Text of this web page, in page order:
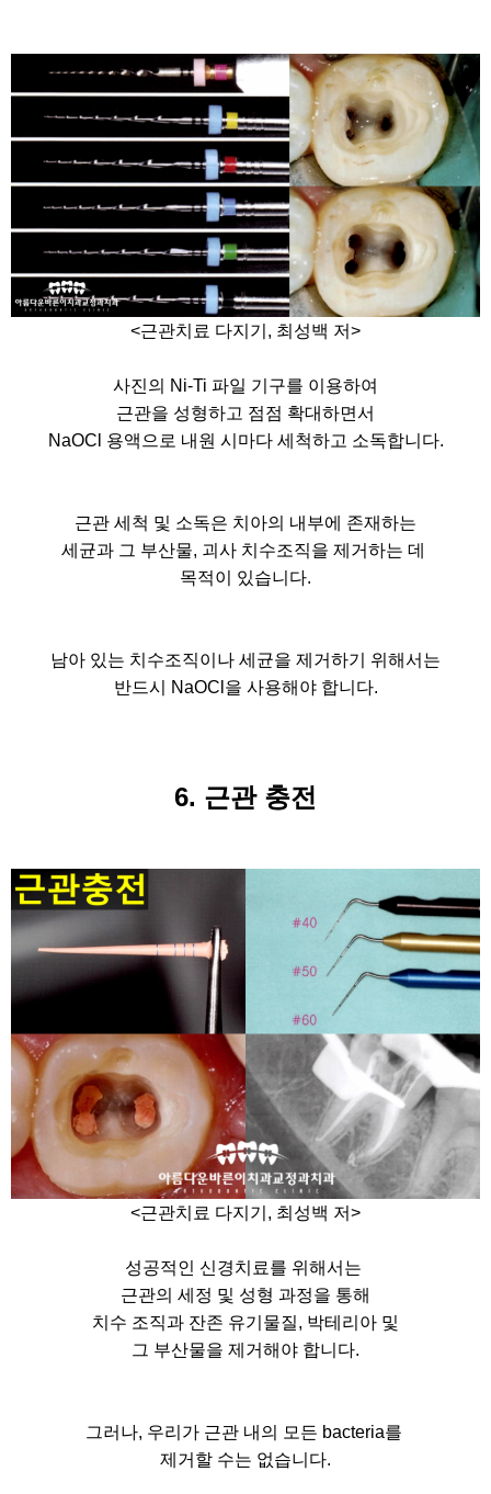
<근관치료 다지기, 최성백 저>
사진의 Ni-Ti 파일 기구를 이용하여
근관을 성형하고 점점 확대하면서
NaOCl 용액으로 내원 시마다 세척하고 소독합니다.
근관 세척 및 소독은 치아의 내부에 존재하는
세균과 그 부산물, 괴사 치수조직을 제거하는 데
목적이 있습니다.
남아 있는 치수조직이나 세균을 제거하기 위해서는
반드시 NaOCl을 사용해야 합니다.
6. 근관 충전
<근관치료 다지기, 최성백 저>
성공적인 신경치료를 위해서는
근관의 세정 및 성형 과정을 통해
치수 조직과 잔존 유기물질, 박테리아 및
그 부산물을 제거해야 합니다.
그러나, 우리가 근관 내의 모든 bacteria를
제거할 수는 없습니다.